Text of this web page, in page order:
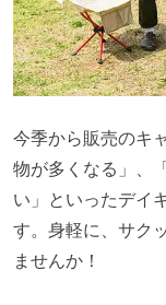
今季から販売のキ
物が多くなる」、
い」といったデイ
す。身軽に、サク
ませんか！